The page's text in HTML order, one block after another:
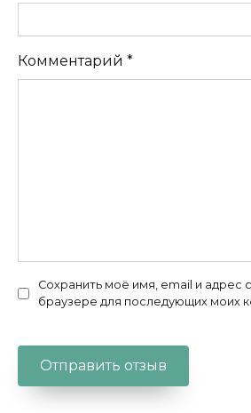
Комментарий *
Сохранить моё имя, email и адрес
браузере для последующих моих